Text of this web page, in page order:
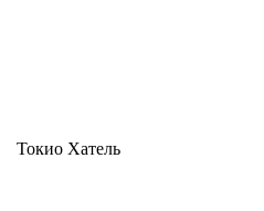
Токио Хатель